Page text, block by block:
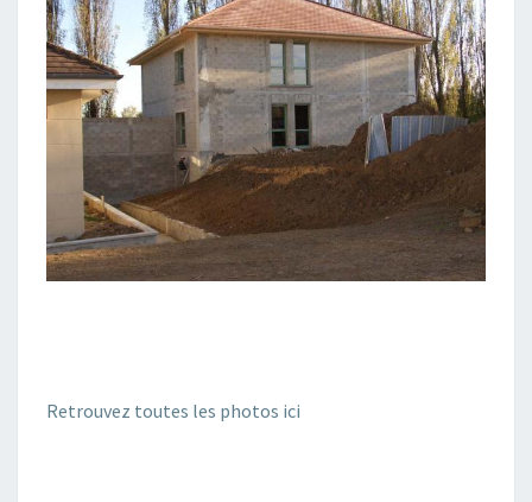
Retrouvez toutes les photos ici